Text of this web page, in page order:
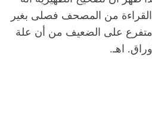
القراءة من المصحف فصلى بغير
متفرع على الضعيف من أن علة
اهـ.